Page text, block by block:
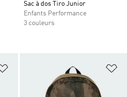
Sac à dos Tiro Junior
Enfants Performance
3 couleurs
Ajouter à la Liste de produits